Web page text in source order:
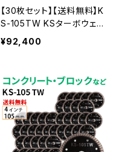
【30枚セット】【送料無料】K
S-105TW KSターボウェー
ブ 4インチ 105mm コンクリ
ート・ブロックなどの切断用
¥92,400